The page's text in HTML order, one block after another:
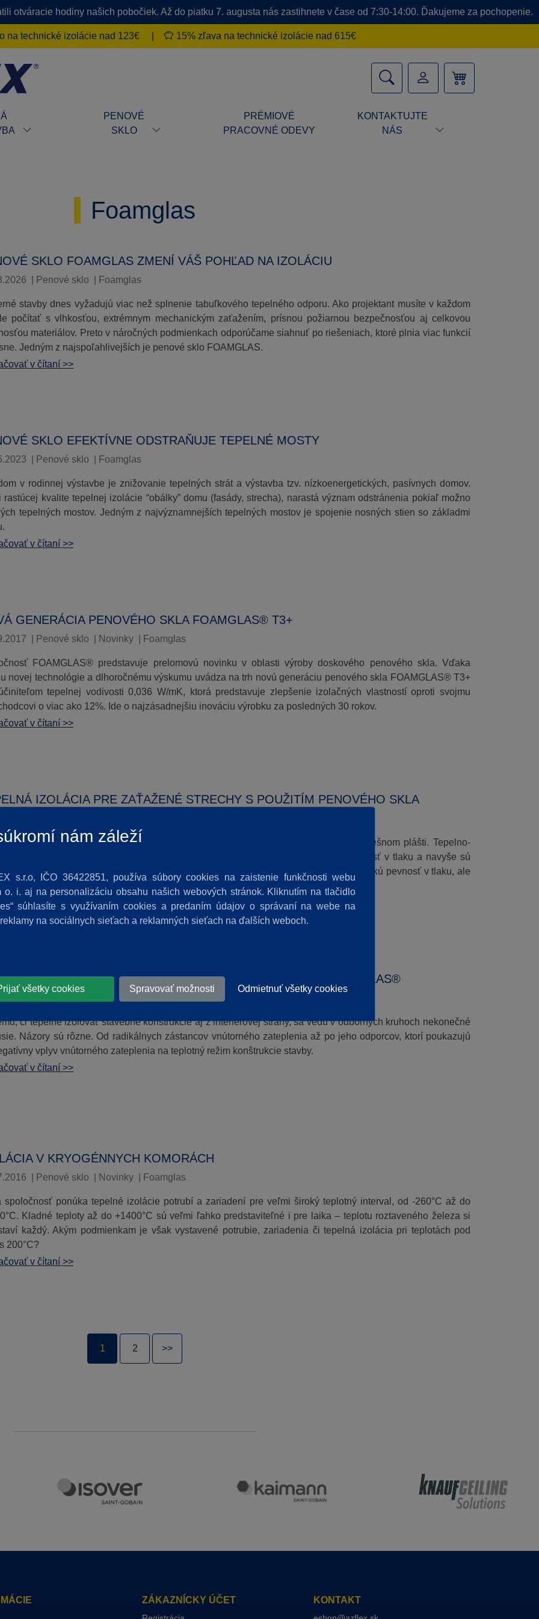
otváracie hodiny našich pobočiek. Až do piatku 7. augusta nás zastihnete v čase od 7:30-14:00. Ďakujeme za pochopenie.
na technické izolácie nad 123€ 15% zľava na technické izolácie nad 615€
PENOVÉ
SKLO
PRÉMIOVÉ
PRACOVNÉ ODEVY
KONTAKTUJTE
NÁS
Foamglas
SKLO FOAMGLAS ZMENÍ VÁŠ POHĽAD NA IZOLÁCIU
Penové sklo Foamglas
stavby dnes vyžadujú viac než splnenie tabuľkového tepelného odporu. Ako projektant musíte v každom
počítať s vlhkosťou, extrémnym mechanickým zaťažením, prísnou požiarnou bezpečnosťou aj celkovou
materiálov. Preto v náročných podmienkach odporúčame siahnuť po riešeniach, ktoré plnia viac funkcií
Jedným z najspoľahlivejších je penové sklo FOAMGLAS.
v čítaní >>
SKLO EFEKTÍVNE ODSTRAŇUJE TEPELNÉ MOSTY
Penové sklo Foamglas
v rodinnej výstavbe je znižovanie tepelných strát a výstavba tzv. nízkoenergetických, pasívnych domov.
rastúcej kvalite tepelnej izolácie “obálky” domu (fasády, strecha), narastá význam odstránenia pokiaľ možno
tepelných mostov. Jedným z najvýznamnejších tepelných mostov je spojenie nosných stien so základmi
v čítaní >>
GENERÁCIA PENOVÉHO SKLA FOAMGLAS® T3+
Penové sklo Novinky Foamglas
FOAMGLAS® predstavuje prelomovú novinku v oblasti výroby doskového penového skla. Vďaka
novej technológie a dlhoročnému výskumu uvádza na trh novú generáciu penového skla FOAMGLAS® T3+
tepelnej vodivosti 0,036 W/mK, ktorá predstavuje zlepšenie izolačných vlastností oproti svojmu
o viac ako 12%. Ide o najzásadnejšiu inováciu výrobku za posledných 30 rokov.
v čítaní >>
IZOLÁCIA PRE ZAŤAŽENÉ STRECHY S POUŽITÍM PENOVÉHO SKLA
izolačná vrstva je z hľadiska pevnosti v tlaku vždy najstabilnejším článkom v strešnom plášti. Tepelno-
materiály však majú na rozdiel od konštrukčných materiálov rádovo nižšiu pevnosť v tlaku a navyše sú
stlačiteľné. Existuje však unikátne penové sklo FOAMGLAS®, ktoré má nielen vysokú pevnosť v tlaku, ale
je prakticky nestlačiteľné. Je to ideálna tepelná izolácia pre zaťažené strechy.
v čítaní >>
TECHNICKÉ RIEŠENIE – INTERIÉROVÉ IZOLÁCIE FOAMGLAS®
Novinky
či tepelne izolovať stavebné konštrukcie aj z interiérovej strany, sa vedú v odborných kruhoch nekonečné
Názory sú rôzne. Od radikálnych zástancov vnútorného zateplenia až po jeho odporcov, ktorí poukazujú
vplyv vnútorného zateplenia na teplotný režim konštrukcie stavby.
v čítaní >>
V KRYOGÉNNYCH KOMORÁCH
Penové sklo Novinky Foamglas
spoločnosť ponúka tepelné izolácie potrubí a zariadení pre veľmi široký teplotný interval, od -260°C až do
Kladné teploty až do +1400°C sú veľmi ľahko predstaviteľné i pre laika – teplotu roztaveného železa si
každý. Akým podmienkam je však vystavené potrubie, zariadenia či tepelná izolácia pri teplotách pod
200°C?
v čítaní >>
1 2 >>
ZÁKAZNÍCKY ÚČET KONTAKT
nám záleží
s.r.o, IČO 36422851, používa súbory cookies na zaistenie funkčnosti webu
o. i. aj na personalizáciu obsahu našich webových stránok. Kliknutím na tlačidlo
súhlasíte s využívaním cookies a predaním údajov o správaní na webe na
na sociálnych sieťach a reklamných sieťach na ďalších weboch.
všetky cookies Spravovať možnosti Odmietnuť všetky cookies